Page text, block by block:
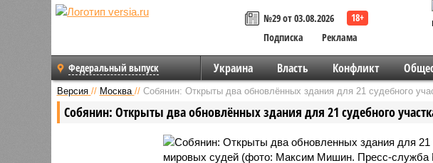
№29 от 03.08.2026
Подписка
Реклама
Федеральный выпуск Украина Власть Конфликт
Версия // Москва // Собянин: Открыты два обновлённых здания для 21 судебного
Собянин: Открыты два обновлённых здания для 21 судебного